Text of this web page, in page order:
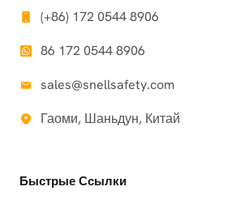
(+86) 172 0544 8906
86 172 0544 8906
sales@snellsafety.com
Гаоми, Шаньдун, Китай
Быстрые Ссылки